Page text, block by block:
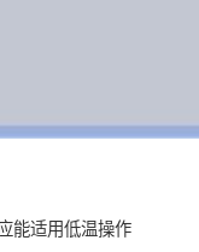
能适用低温操作